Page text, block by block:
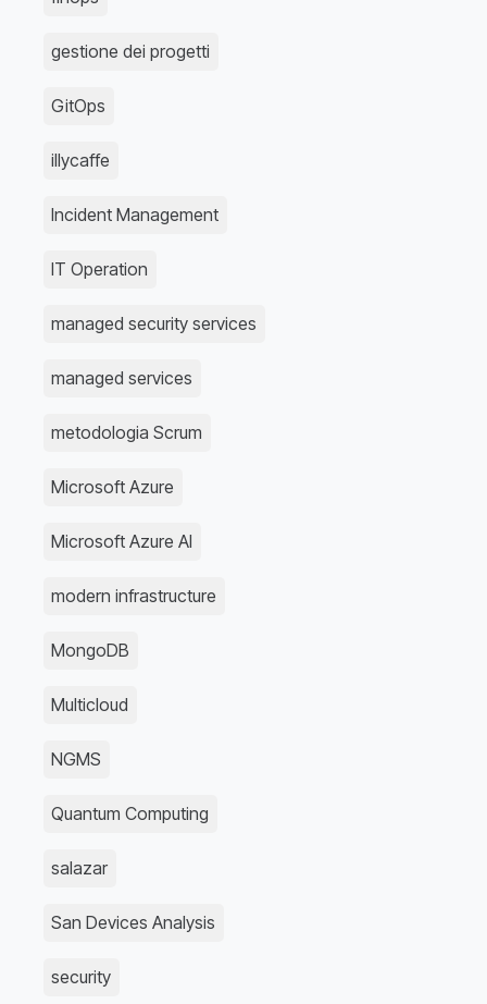
gestione dei progetti
GitOps
illycaffe
Incident Management
IT Operation
managed security services
managed services
metodologia Scrum
Microsoft Azure
Microsoft Azure AI
modern infrastructure
MongoDB
Multicloud
NGMS
Quantum Computing
salazar
San Devices Analysis
security